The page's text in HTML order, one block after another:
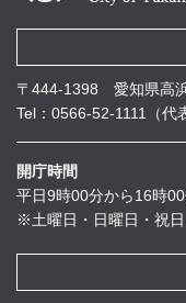
〒444-1398 愛知県高
Tel：0566-52-1111（代
開庁時間
平日9時00分から16時
※土曜日・日曜日・祝